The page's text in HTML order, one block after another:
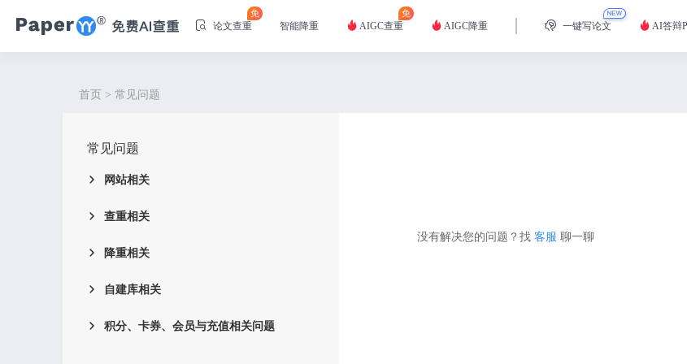
论文查重
免
智能降重 AIGC查重
免
AIGC降重 一键写论文 AI答辩
首页 > 常见问题
常见问题
网站相关
查重相关
降重相关
自建库相关
积分、卡券、会员与充值相关问题
没有解决您的问题？找 客服 聊一聊